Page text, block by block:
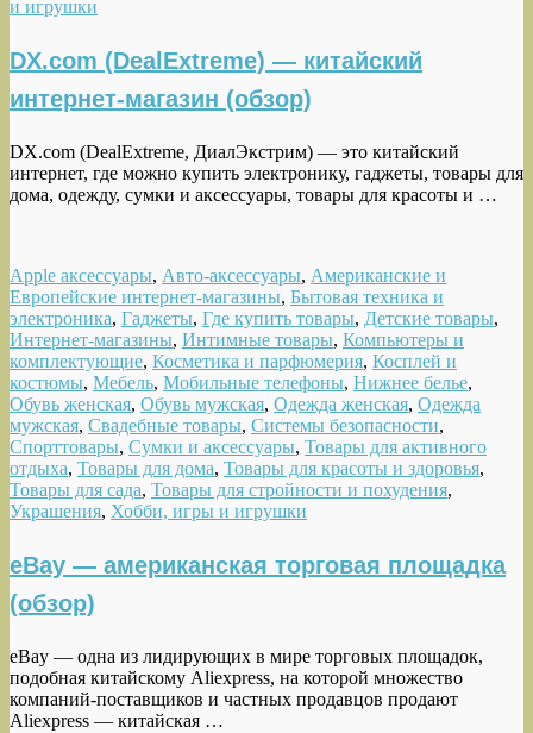
и игрушки
DX.com (DealExtreme) — китайский
интернет-магазин (обзор)
DX.com (DealExtreme, ДиалЭкстрим) — это китайский
интернет, где можно купить электронику, гаджеты, товары для
дома, одежду, сумки и аксессуары, товары для красоты и …
Apple аксессуары, Авто-аксессуары, Американские и
Европейские интернет-магазины, Бытовая техника и
электроника, Гаджеты, Где купить товары, Детские товары,
Интернет-магазины, Интимные товары, Компьютеры и
комплектующие, Косметика и парфюмерия, Косплей и
костюмы, Мебель, Мобильные телефоны, Нижнее белье,
Обувь женская, Обувь мужская, Одежда женская, Одежда
мужская, Свадебные товары, Системы безопасности,
Спорттовары, Сумки и аксессуары, Товары для активного
отдыха, Товары для дома, Товары для красоты и здоровья,
Товары для сада, Товары для стройности и похудения,
Украшения, Хобби, игры и игрушки
eBay — американская торговая площадка
(обзор)
eBay — одна из лидирующих в мире торговых площадок,
подобная китайскому Aliexpress, на которой множество
компаний-поставщиков и частных продавцов продают
Aliexpress — китайская …